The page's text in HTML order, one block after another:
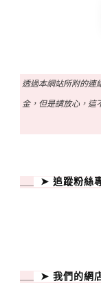
透過本網站所附的連
金，但是請放心，這
➤ 追蹤粉絲
➤ 我們的網